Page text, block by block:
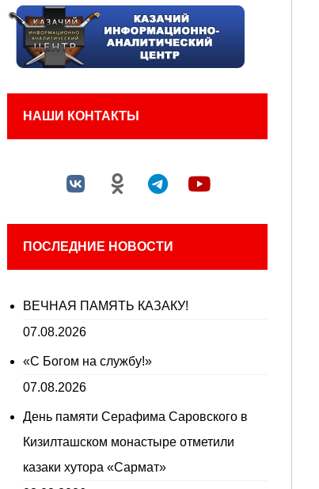
НАШИ КОНТАКТЫ
ПОСЛЕДНИЕ НОВОСТИ
ВЕЧНАЯ ПАМЯТЬ КАЗАКУ!
07.08.2026
«С Богом на службу!»
07.08.2026
День памяти Серафима Саровского в
Кизилташском монастыре отметили
казаки хутора «Сармат»